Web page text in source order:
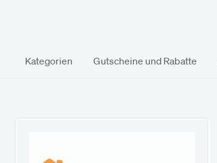
Kategorien Gutscheine und Rabatte